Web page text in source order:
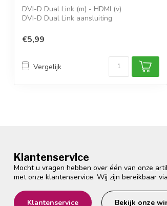
DVI-D Dual Link (m) - HDMI (v)
DVI-D Dual Link aansluiting
€5,99
Vergelijk
Klantenservice
Mocht u vragen hebben over één van onze
met onze klantenservice. Wij zijn bereikbaar
Klantenservice Bekijk onze